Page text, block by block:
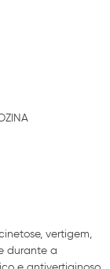
vertigem,
durante a